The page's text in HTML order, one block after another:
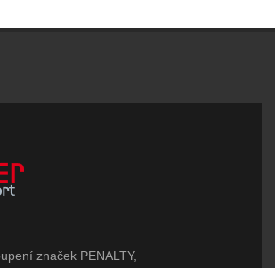
značek PENALTY,